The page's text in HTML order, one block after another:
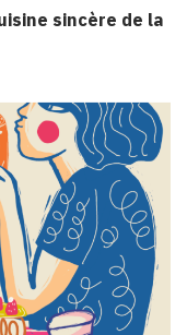
sincère de la